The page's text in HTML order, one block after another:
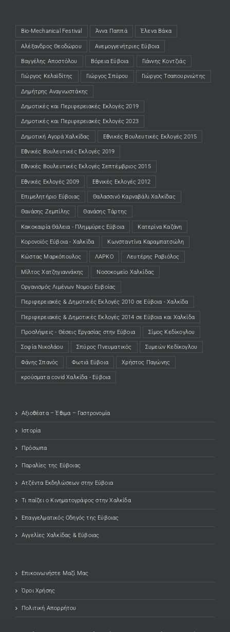
Bio-Mechanical Festival Άννα Παππά Έλενα Βάκα
Αλέξανδρος Θεοδώρου Ανεμογγενήτριες Εύβοια
Βαγγέλης Αποστόλου Βόρεια Εύβοια Γιάννης Κοντζιάς
Γιώργος Κελαϊδίτης Γιώργος Σπύρου Γιώργος Τσαπουρνιώτης
Δημήτρης Αναγνωστάκης
Δημοτικές και Περιφερειακές Εκλογές 2019
Δημοτικές και Περιφερειακές Εκλογές 2023
Δημοτική Αγορά Χαλκίδας Εθνικές Βουλευτικές Εκλογές 2015
Εθνικές Βουλευτικές Εκλογές 2019
Εθνικές Βουλευτικές Εκλογές Σεπτέμβριος 2015
Εθνικές Εκλογές 2009 Εθνικές Εκλογές 2012
Επιμελητήριο Εύβοιας Θαλασσινό Καρναβάλι Χαλκίδας
Θανάσης Ζεμπίλης Θανάσης Τάρτης
Κακοκαιρία Θάλεια - Πλημμύρες Εύβοια Κατερίνα Καζάνη
Κορονοϊός Εύβοια - Χαλκίδα Κωνσταντίνα Καραμπατσώλη
Κώστας Μαρκόπουλος ΛΑΡΚΟ Λευτέρης Ραβιόλος
Μίλτος Χατζηγιαννάκης Νοσοκομείο Χαλκίδας
Οργανισμός Λιμένων Νομού Ευβοίας
Περιφερειακές & Δημοτικές Εκλογές 2010 σε Εύβοια - Χαλκίδα
Περιφερειακές & Δημοτικές Εκλογές 2014 σε Εύβοια και Χαλκίδα
Προσλήψεις - Θέσεις Εργασίας στην Εύβοια Σίμος Κεδίκογλου
Σοφία Νικολάου Σπύρος Πνευματικός Συμεών Κεδίκογλου
Φάνης Σπανός Φωτιά Εύβοια Χρήστος Παγώνης
κρούσματα covid Χαλκίδα - Εύβοια
Αξιοθέατα – Έθιμα – Γαστρονομία
Ιστορία
Πρόσωπα
Παραλίες της Εύβοιας
Ατζέντα Εκδηλώσεων στην Εύβοια
Τι παίζει ο Κινηματογράφος στην Χαλκίδα
Επαγγελματικός Οδηγός της Εύβοιας
Αγγελίες Χαλκίδας & Εύβοιας
Επικοινωνήστε Μαζί Μας
Όροι Χρήσης
Πολιτική Απορρήτου